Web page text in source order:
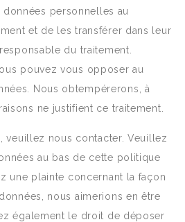
personnelles au
et de les transférer dans leur
du traitement.
pouvez vous opposer au
Nous obtempérerons, à
ne justifient ce traitement.
veuillez nous contacter. Veuillez
au bas de cette politique
une plainte concernant la façon
nous aimerions en être
également le droit de déposer